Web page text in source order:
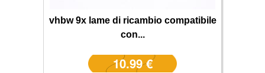
vhbw 9x lame di ricambio compatibile
con...
10.99 €